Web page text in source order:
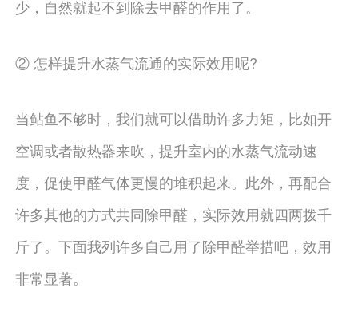
少，自然就起不到除去甲醛的作用了。
② 怎样提升水蒸气流通的实际效用呢?
当鲇鱼不够时，我们就可以借助许多力矩，比如开
空调或者散热器来吹，提升室内的水蒸气流动速
度，促使甲醛气体更慢的堆积起来。此外，再配合
许多其他的方式共同除甲醛，实际效用就四两拨千
斤了。下面我列许多自己用了除甲醛举措吧，效用
非常显著。